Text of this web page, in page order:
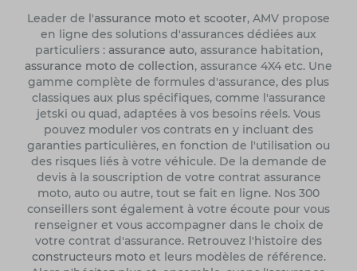
Leader de l'assurance moto et scooter, AMV propose
en ligne des solutions d'assurances dédiées aux
particuliers : assurance auto, assurance habitation,
assurance moto de collection, assurance 4X4 etc. Une
gamme complète de formules d'assurance, des plus
classiques aux plus spécifiques, comme l'assurance
jetski ou quad, adaptées à vos besoins réels. Vous
pouvez moduler vos contrats en y incluant des
garanties particulières, en fonction de l'utilisation ou
des risques liés à votre véhicule. De la demande de
devis à la souscription de votre contrat assurance
moto, auto ou autre, tout se fait en ligne. Nos 300
conseillers sont également à votre écoute pour vous
renseigner et vous accompagner dans le choix de
votre contrat d'assurance. Retrouvez l'histoire des
constructeurs motoet leurs modèles de référence.